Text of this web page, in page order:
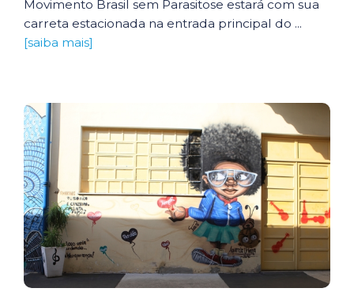
Movimento Brasil sem Parasitose estará com sua
carreta estacionada na entrada principal do ...
[saiba mais]